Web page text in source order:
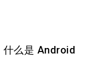
么是 Android